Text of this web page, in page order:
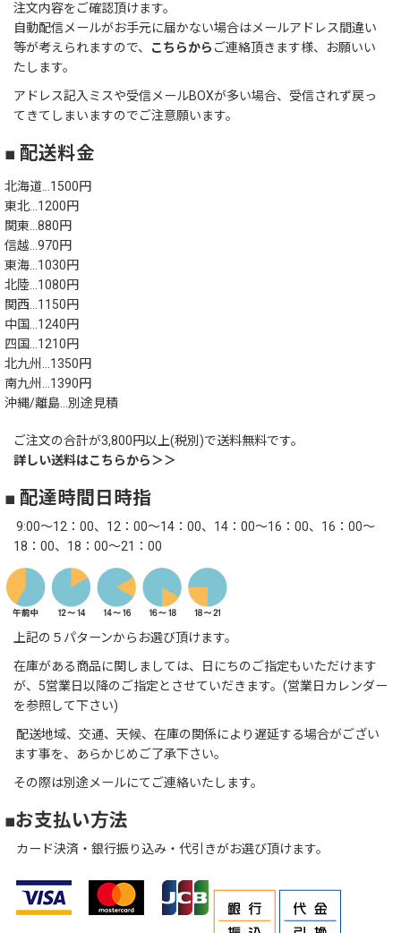
注文内容をご確認頂けます。
自動配信メールがお手元に届かない場合はメールアドレス間違い
等が考えられますので、
こちらから ご連絡頂きます様、お願いい
たします。
アドレス記入ミスや受信メールBOXが多い場合、受信されず戻っ
てきてしまいますのでご注意願います。
■ 配送料金
北海道…1500円
東北…1200円
関東…880円
信越…970円
東海…1030円
北陸…1080円
関西…1150円
中国…1240円
四国…1210円
北九州…1350円
南九州…1390円
沖縄/離島…別途見積
ご注文の合計が3,800円以上(税別)で送料無料です。
詳しい送料はこちらから＞＞
■ 配達時間日時指
9:00～12：00、12：00～14：00、14：00～16：00、16：00～
18：00、18：00～21：00
上記の５パターンからお選び頂けます。
在庫がある商品に関しましては、日にちのご指定もいただけます
が、5営業日以降のご指定とさせていだきます。(営業日カレンダー
を参照して下さい)
配送地域、交通、天候、在庫の関係により遅延する場合がござい
ます事を、あらかじめご了承下さい。
その際は別途メールにてご連絡いたします。
■お支払い方法
カード決済・銀行振り込み・代引きがお選び頂けます。